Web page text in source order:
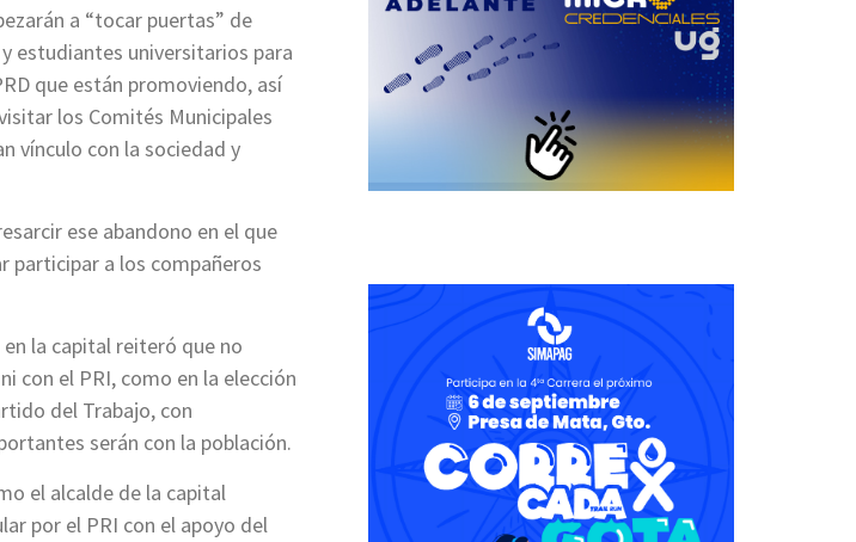
a “tocar puertas” de
estudiantes universitarios para
que están promoviendo, así
los Comités Municipales
vínculo con la sociedad y
ese abandono en el que
participar a los compañeros
la capital reiteró que no
con el PRI, como en la elección
del Trabajo, con
serán con la población.
el alcalde de la capital
por el PRI con el apoyo del